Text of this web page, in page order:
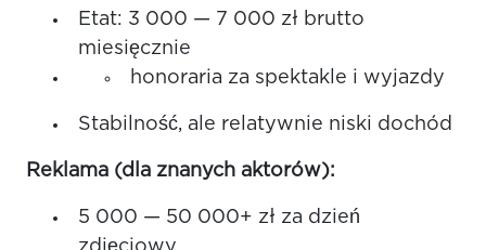
Etat: 3 000 — 7 000 zł brutto
miesięcznie
honoraria za spektakle i wyjazdy
Stabilność, ale relatywnie niski dochód
Reklama (dla znanych aktorów):
5 000 — 50 000+ zł za dzień